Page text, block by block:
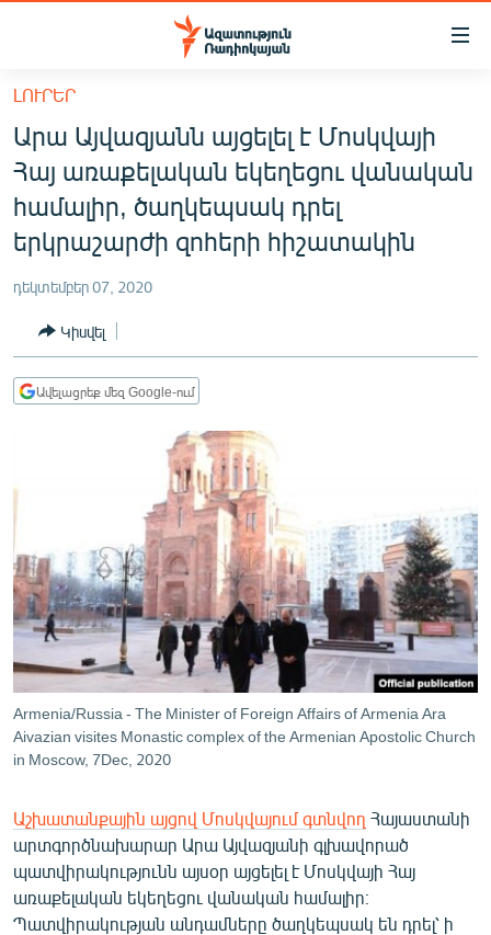
Մատչելիության
հիմնական
բովանդակությանը
Անցնել
հիմնական
մենյուին
Որոնում
ՀԱՅԱՍՏԱՆ
ՔԱՂԱՔԱԿԱՆ
ԸՆՏՐՈՒԹՅՈՒՆՆԵՐ 2026
ՏՆՏԵՍՈՒԹՅՈՒՆ
ՂԱՐԱԲԱՂ
ՊԱՏԵՐԱԶՄԻ 6 ՇԱԲԱԹՆԵՐԸ
ՄՇԱԿՈՒՅԹ
ՍՊՈՐՏ
ՄԵԿՆԱԲԱՆՈՒԹՅՈՒՆ
ՏՏ ԵՒ ԻՆՏԵՐՆԵՏ
ԿՈՐՈՆԱՎԻՐՈՒՍ
ԱՐԽԻՎ
ԲԱՆԱՎԵՃ
ՁԳՏԵԼՈՎ ԼԱՎԱԳՈՒՅՆԻՆ
ՓՈԴՔԱՍԹ
ԼՈՒՐԵՐ
Արա Այվազյանն այցելել է Մոսկվայի
Հայ առաքելական եկեղեցու վանական
համալիր, ծաղկեպսակ դրել
երկրաշարժի զոհերի հիշատակին
դեկտեմբեր 07, 2020
Կիսվել
Ավելացրեք մեզ Google-ում
Armenia/Russia - The Minister of Foreign Affairs of Armenia Ara
Aivazian visites Monastic complex of the Armenian Apostolic Church
in Moscow, 7Dec, 2020
Աշխատանքային այցով Մոսկվայում գտնվող Հայաստանի
արտգործնախարար Արա Այվազյանի գլխավորած
պատվիրակությունն այսօր այցելել է Մոսկվայի Հայ
առաքելական եկեղեցու վանական համալիր։
Պատվիրակության անդամները ծաղկեպսակ են դրել՝ ի